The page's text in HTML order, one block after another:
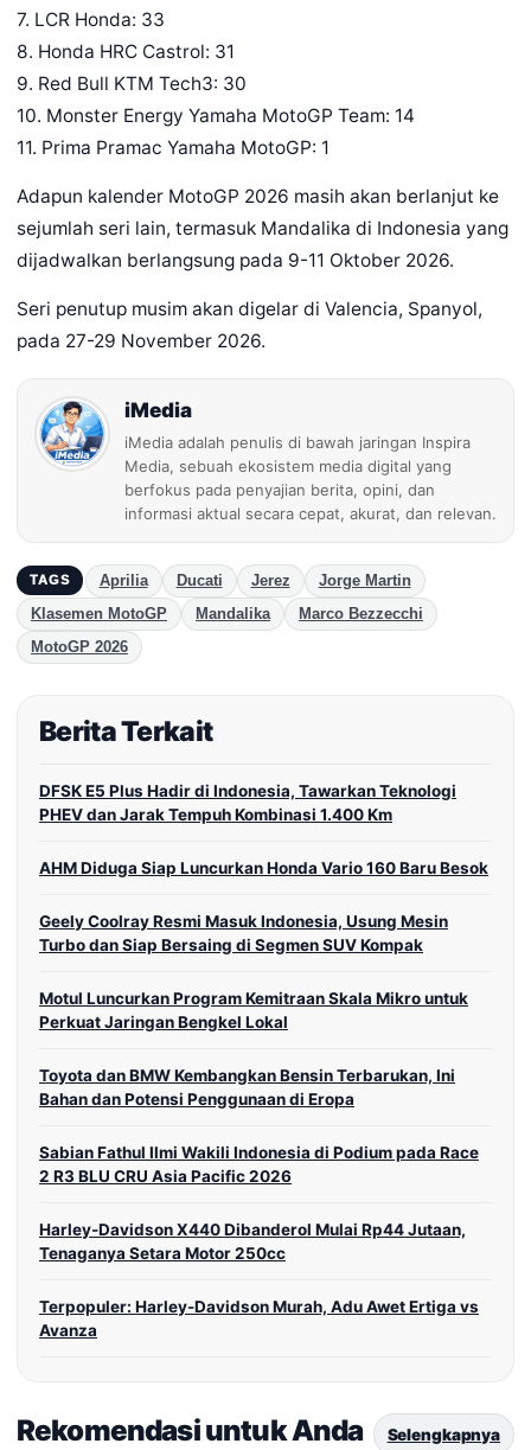
7. LCR Honda: 33
8. Honda HRC Castrol: 31
9. Red Bull KTM Tech3: 30
10. Monster Energy Yamaha MotoGP Team: 14
11. Prima Pramac Yamaha MotoGP: 1
Adapun kalender MotoGP 2026 masih akan berlanjut ke
sejumlah seri lain, termasuk Mandalika di Indonesia yang
dijadwalkan berlangsung pada 9-11 Oktober 2026.
Seri penutup musim akan digelar di Valencia, Spanyol,
pada 27-29 November 2026.
iMedia
iMedia adalah penulis di bawah jaringan Inspira
Media, sebuah ekosistem media digital yang
berfokus pada penyajian berita, opini, dan
informasi aktual secara cepat, akurat, dan relevan.
TAGS Aprilia Ducati Jerez
Jorge Martin
Klasemen MotoGP
Mandalika
Marco Bezzecchi
MotoGP 2026
Berita Terkait
DFSK E5 Plus Hadir di Indonesia, Tawarkan Teknologi
PHEV dan Jarak Tempuh Kombinasi 1.400 Km
AHM Diduga Siap Luncurkan Honda Vario 160 Baru Besok
Geely Coolray Resmi Masuk Indonesia, Usung Mesin
Turbo dan Siap Bersaing di Segmen SUV Kompak
Motul Luncurkan Program Kemitraan Skala Mikro untuk
Perkuat Jaringan Bengkel Lokal
Toyota dan BMW Kembangkan Bensin Terbarukan, Ini
Bahan dan Potensi Penggunaan di Eropa
Sabian Fathul Ilmi Wakili Indonesia di Podium pada Race
2 R3 BLU CRU Asia Pacific 2026
Harley-Davidson X440 Dibanderol Mulai Rp44 Jutaan,
Tenaganya Setara Motor 250cc
Terpopuler: Harley-Davidson Murah, Adu Awet Ertiga vs
Avanza
Rekomendasi untuk Anda Selengkapnya